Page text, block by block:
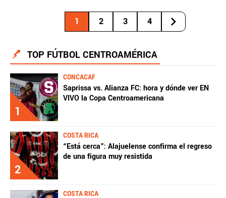
1 2 3 4
TOP FÚTBOL CENTROAMÉRICA
1
CONCACAF
Saprissa vs. Alianza FC: hora y dónde ver EN
VIVO la Copa Centroamericana
2
COSTA RICA
“Está cerca”: Alajuelense confirma el regreso
de una figura muy resistida
COSTA RICA